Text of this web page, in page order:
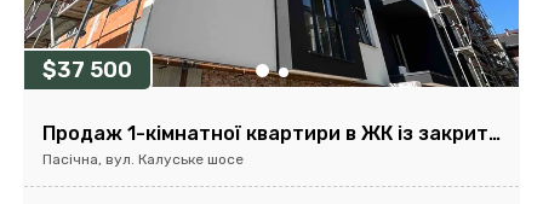
$37 500
Продаж 1-кімнатної квартири в ЖК із закритою територією
Пасічна, вул. Калуське шосе